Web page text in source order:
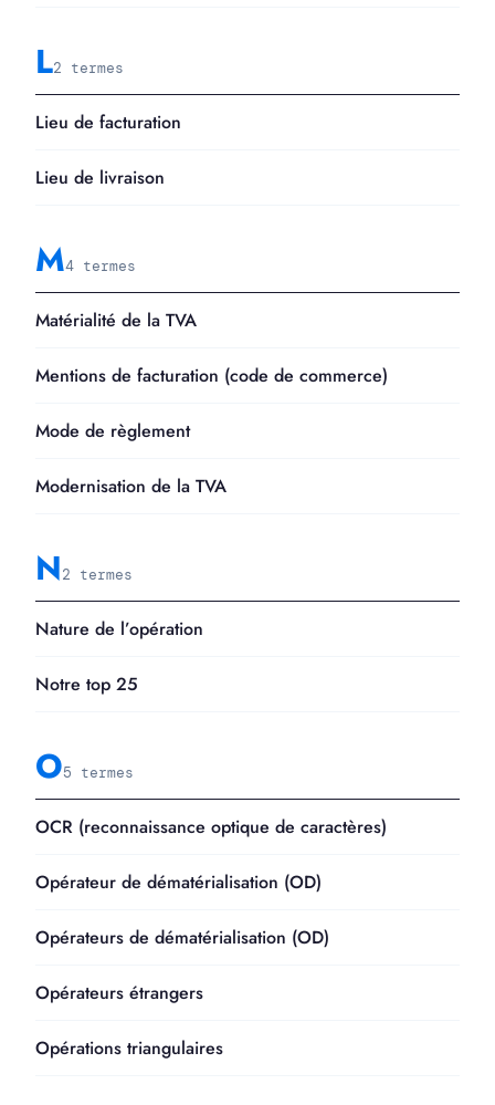
L2 termes
Lieu de facturation
Lieu de livraison
M4 termes
Matérialité de la TVA
Mentions de facturation (code de commerce)
Mode de règlement
Modernisation de la TVA
N2 termes
Nature de l’opération
Notre top 25
O5 termes
OCR (reconnaissance optique de caractères)
Opérateur de dématérialisation (OD)
Opérateurs de dématérialisation (OD)
Opérateurs étrangers
Opérations triangulaires